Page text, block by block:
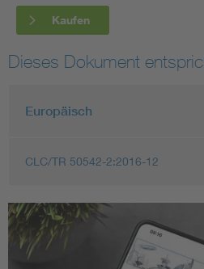
Cybersecurity in der
DIN VDE 0100 für sichere
Elektrofachkraft (EFK)
Kaufen
Dieses Dokument
Europäisch
CLC/TR 50542-2:2016-12